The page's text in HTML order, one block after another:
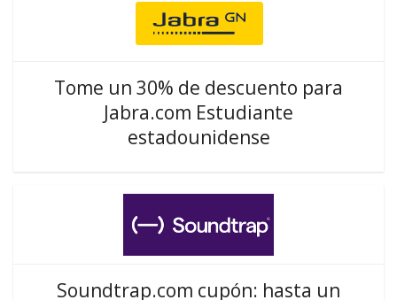
Tome un 30% de descuento para
Jabra.com Estudiante
estadounidense
Soundtrap.com cupón: hasta un